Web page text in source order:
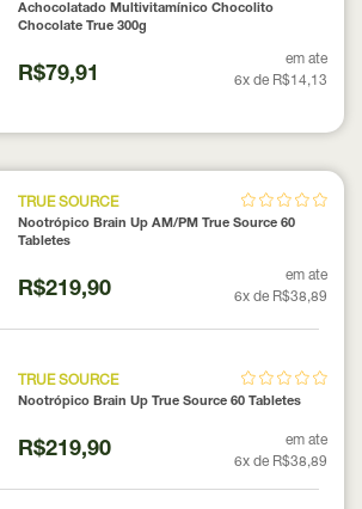
Achocolatado Multivitamínico Chocolito
Chocolate True 300g
R$79,91
em ate
6x de R$14,13
TRUE SOURCE
Nootrópico Brain Up AM/PM True Source 60
Tabletes
R$219,90
em ate
6x de R$38,89
TRUE SOURCE
Nootrópico Brain Up True Source 60 Tabletes
R$219,90
em ate
6x de R$38,89